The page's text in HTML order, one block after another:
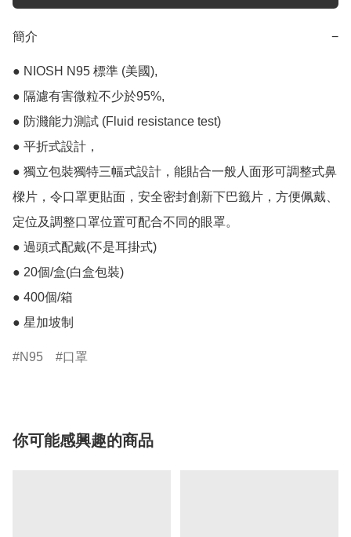
簡介 −
● NIOSH N95 標準 (美國),
● 隔濾有害微粒不少於95%,
● 防濺能力測試 (Fluid resistance test)
● 平折式設計，
● 獨立包裝獨特三幅式設計，能貼合一般人面形可調整式鼻
樑片，令口罩更貼面，安全密封創新下巴籤片，方便佩戴、
定位及調整口罩位置可配合不同的眼罩。
● 過頭式配戴(不是耳掛式)
● 20個/盒(白盒包裝)
● 400個/箱
● 星加坡制
N95 口罩
你可能感興趣的商品